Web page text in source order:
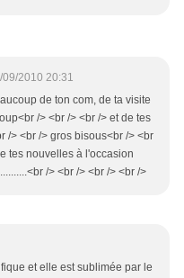
09/2010 20:31
de ton com, de ta visite
/> <br /> <br /> et de tes
/> <br /> gros bisous<br /> <br
tes nouvelles à l'occasion
/> <br /> <br /> <br />
et elle est sublimée par le